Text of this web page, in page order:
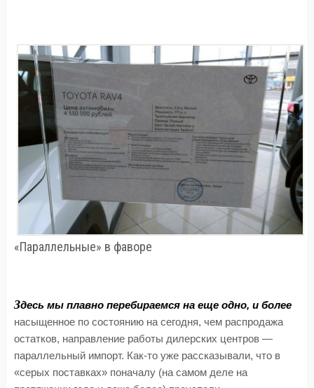
«Параллельные» в фаворе
Здесь мы плавно перебираемся на еще одно, и более
насыщенное по состоянию на сегодня, чем распродажа
остатков, направление работы дилерских центров —
параллельный импорт. Как-то уже рассказывали, что в
«серых поставках» поначалу (на самом деле на